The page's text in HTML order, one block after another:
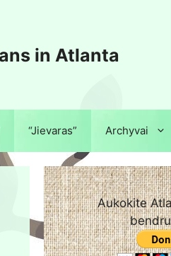
in Atlanta
“Jievaras” Archyvai
Aukokite